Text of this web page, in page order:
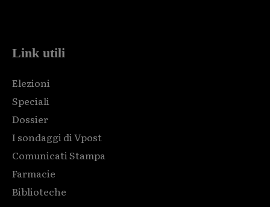
Link utili
Elezioni
Speciali
Dossier
I sondaggi di Vpost
Comunicati Stampa
Farmacie
Biblioteche